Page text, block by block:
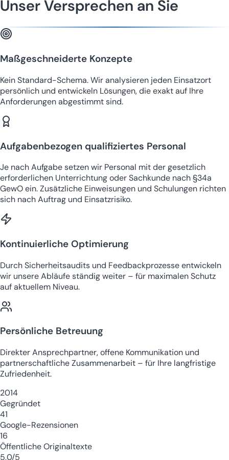
Unser Versprechen an Sie
Maßgeschneiderte Konzepte
Kein Standard-Schema. Wir analysieren jeden Einsatzort
persönlich und entwickeln Lösungen, die exakt auf Ihre
Anforderungen abgestimmt sind.
Aufgabenbezogen qualifiziertes Personal
Je nach Aufgabe setzen wir Personal mit der gesetzlich
erforderlichen Unterrichtung oder Sachkunde nach §34a
GewO ein. Zusätzliche Einweisungen und Schulungen richten
sich nach Auftrag und Einsatzrisiko.
Kontinuierliche Optimierung
Durch Sicherheitsaudits und Feedbackprozesse entwickeln
wir unsere Abläufe ständig weiter – für maximalen Schutz
auf aktuellem Niveau.
Persönliche Betreuung
Direkter Ansprechpartner, offene Kommunikation und
partnerschaftliche Zusammenarbeit – für Ihre langfristige
Zufriedenheit.
2014
Gegründet
41
Google-Rezensionen
16
Öffentliche Originaltexte
5,0/5